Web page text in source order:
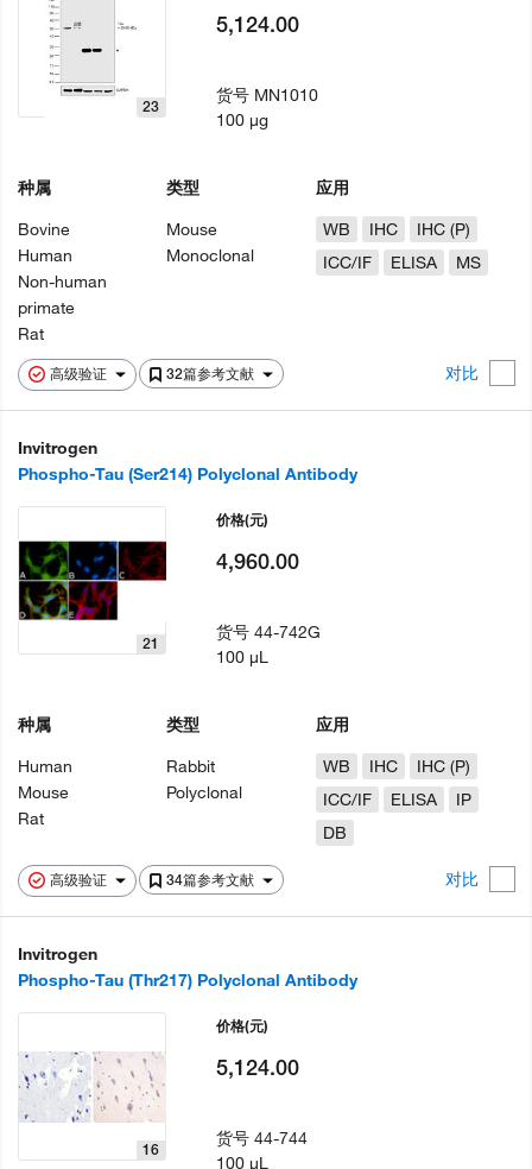
高级验证 32篇参考文献 对比
23
种属
Bovine
Human
Non-human
primate
Rat
类型
Mouse
Monoclonal
应用
WB
IHC
IHC (P)
ICC/IF
ELISA MS
5,124.00
货号 MN1010
100 µg
Invitrogen
Phospho-Tau (Ser214) Polyclonal Antibody
高级验证 34篇参考文献 对比
21
种属
Human
Mouse
Rat
类型
Rabbit
Polyclonal
应用
WB
IHC
IHC (P)
ICC/IF
ELISA
IP
DB
价格(元)
4,960.00
货号44-742G
100 µL
Invitrogen
Phospho-Tau (Thr217) Polyclonal Antibody
16
价格(元)
5,124.00
货号44-744
100 µL